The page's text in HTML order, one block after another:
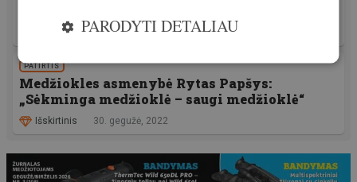
Išskirtinis 8. liepa, 2022
PATIRTIS
Medžiokles asmenybė Rytas Papšys:
„Sėkminga medžioklė – saugi medžioklė“
Išskirtinis 30. gegužė, 2022
PARODYTI DETALIAU